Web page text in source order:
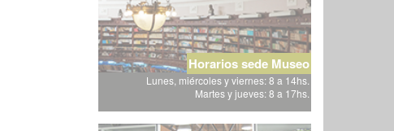
Horarios sede Museo
Lunes, miércoles y viernes: 8 a 14hs.
Martes y jueves: 8 a 17hs.